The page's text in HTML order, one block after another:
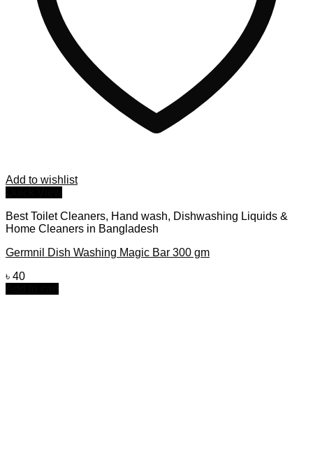
Add to wishlist
Best Toilet Cleaners, Hand wash, Dishwashing Liquids &
Home Cleaners in Bangladesh
Germnil Dish Washing Magic Bar 300 gm
৳ 40